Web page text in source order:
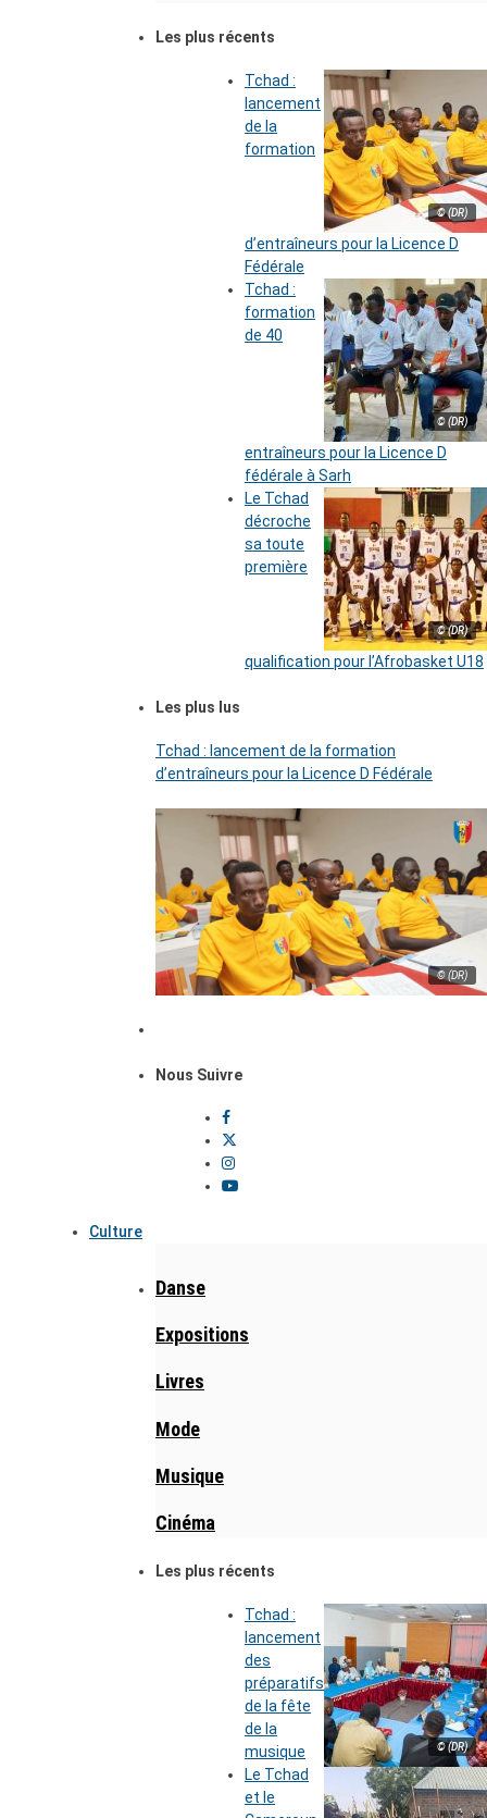
Les plus récents
© (DR)
Tchad :
lancement
de la
formation
d’entraîneurs pour la Licence D
Fédérale
© (DR)
Tchad :
formation
de 40
entraîneurs pour la Licence D
fédérale à Sarh
© (DR)
Le Tchad
décroche
sa toute
première
qualification pour l’Afrobasket U18
Les plus lus
Tchad : lancement de la formation
d’entraîneurs pour la Licence D Fédérale
© (DR)
Nous Suivre
Culture
Danse
Expositions
Livres
Mode
Musique
Cinéma
Les plus récents
© (DR)
Tchad :
lancement
des
préparatifs
de la fête
de la
musique
Le Tchad
et le